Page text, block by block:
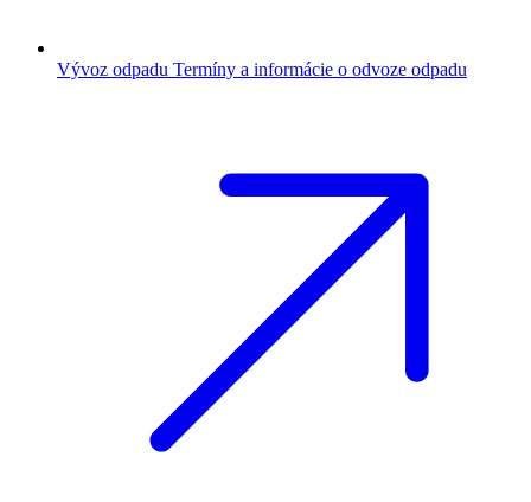
Vývoz odpadu Termíny a informácie o odvoze odpadu